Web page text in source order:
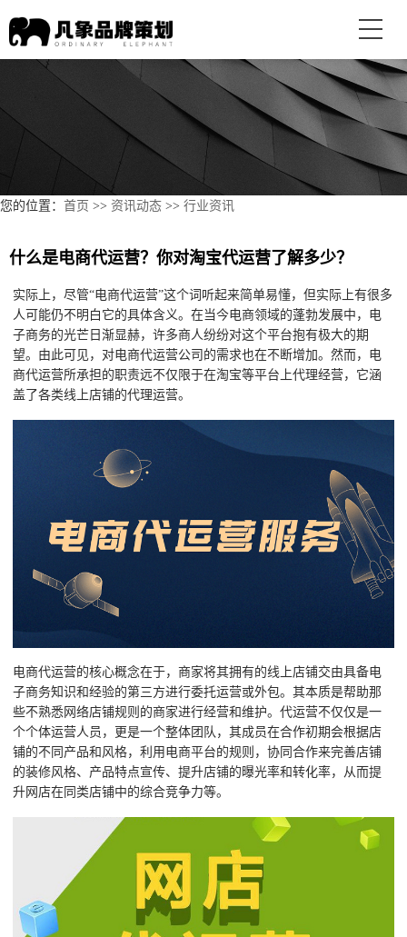
您的位置： 首页 >> 资讯动态 >> 行业资讯
什么是电商代运营？你对淘宝代运营了解多少？
实际上，尽管“电商代运营”这个词听起来简单易懂，但实际上有很多
人可能仍不明白它的具体含义。在当今电商领域的蓬勃发展中，电
子商务的光芒日渐显赫，许多商人纷纷对这个平台抱有极大的期
望。由此可见，对电商代运营公司的需求也在不断增加。然而，电
商代运营所承担的职责远不仅限于在淘宝等平台上代理经营，它涵
盖了各类线上店铺的代理运营。
电商代运营的核心概念在于，商家将其拥有的线上店铺交由具备电
子商务知识和经验的第三方进行委托运营或外包。其本质是帮助那
些不熟悉网络店铺规则的商家进行经营和维护。代运营不仅仅是一
个个体运营人员，更是一个整体团队，其成员在合作初期会根据店
铺的不同产品和风格，利用电商平台的规则，协同合作来完善店铺
的装修风格、产品特点宣传、提升店铺的曝光率和转化率，从而提
升网店在同类店铺中的综合竞争力等。